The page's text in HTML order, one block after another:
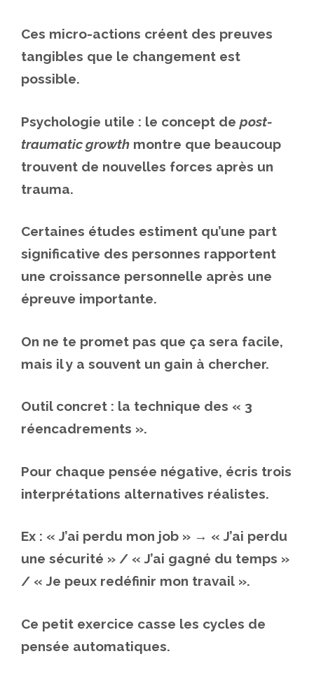
Ces micro-actions créent des preuves
tangibles que le changement est
possible.
Psychologie utile : le concept de post-
traumatic growth montre que beaucoup
trouvent de nouvelles forces après un
trauma.
Certaines études estiment qu’une part
significative des personnes rapportent
une croissance personnelle après une
épreuve importante.
On ne te promet pas que ça sera facile,
mais il y a souvent un gain à chercher.
Outil concret : la technique des « 3
réencadrements ».
Pour chaque pensée négative, écris trois
interprétations alternatives réalistes.
Ex : « J’ai perdu mon job » → « J’ai perdu
une sécurité » / « J’ai gagné du temps »
/ « Je peux redéfinir mon travail ».
Ce petit exercice casse les cycles de
pensée automatiques.